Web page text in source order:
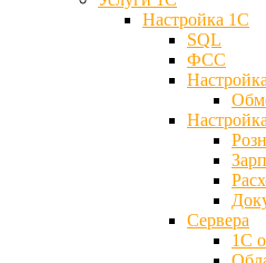
Настройка 1С
SQL
ФСС
Сервера
1С